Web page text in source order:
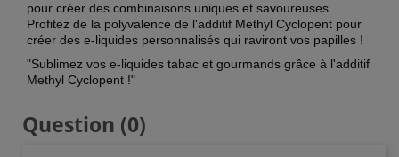
pour créer des combinaisons uniques et savoureuses.
Profitez de la polyvalence de l'additif Methyl Cyclopent pour
créer des e-liquides personnalisés qui raviront vos papilles !
"Sublimez vos e-liquides tabac et gourmands grâce à l'additif
Methyl Cyclopent !"
Question (0)